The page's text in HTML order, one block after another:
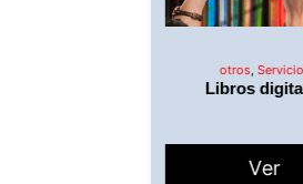
otros
Libros
Ver